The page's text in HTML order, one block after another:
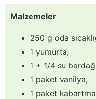
Malzemeler
250 g oda
1 yumurta,
1 + 1/4 su
1 paket vanilya,
1 paket